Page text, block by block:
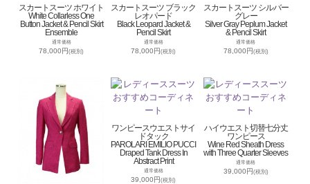
スカートスーツ ホワイト
White Collarless One
Button Jacket & Pencil Skirt
Ensemble
通常価格
78,000円(税別)
スカートスーツ ブラック
レオパード
Black Leopard Jacket &
Pencil Skirt
通常価格
78,000円(税別)
スカートスーツ シルバー
グレー
Silver Gray Peplum Jacket
& Pencil Skirt
通常価格
78,000円(税別)
ワンピースウエストサイ
ドタック
PAROLARI EMILIO PUCCI
Draped Tank Dress In
Abstract Print
通常価格
39,000円(税別)
ハイウエスト切替七分丈
ワンピース
Wine Red Sheath Dress
with Three Quarter Sleeves
通常価格
39,000円(税別)